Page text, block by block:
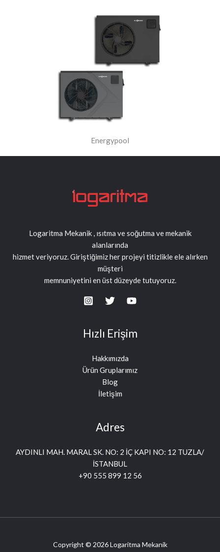
Energypool
Logaritma Mekanik , ısıtma ve soğutma ve mekanik
alanlarında
hizmet veriyoruz. Giriştiğimiz her projeyi titizlikle ele alırken
müşteri
memnuniyetini en üst düzeyde tutuyoruz.
Hızlı Erişim
Hakkımızda
Ürün Gruplarımız
Blog
İletişim
Adres
AYDINLI MAH. MARAL SK. NO: 2 İÇ KAPI NO: 12 TUZLA/
İSTANBUL
+90 555 899 12 56
Copyright © 2026 Logaritma Mekanik